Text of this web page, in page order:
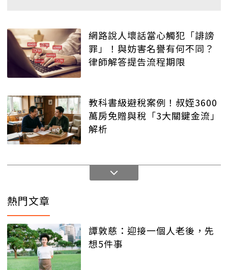
網路說人壞話當心觸犯「誹謗
罪」！與妨害名譽有何不同？
律師解答提告流程期限
教科書級避稅案例！叔姪3600
萬房免贈與稅「3大關鍵金流」
解析
熱門文章
譚敦慈：迎接一個人老後，先
想5件事